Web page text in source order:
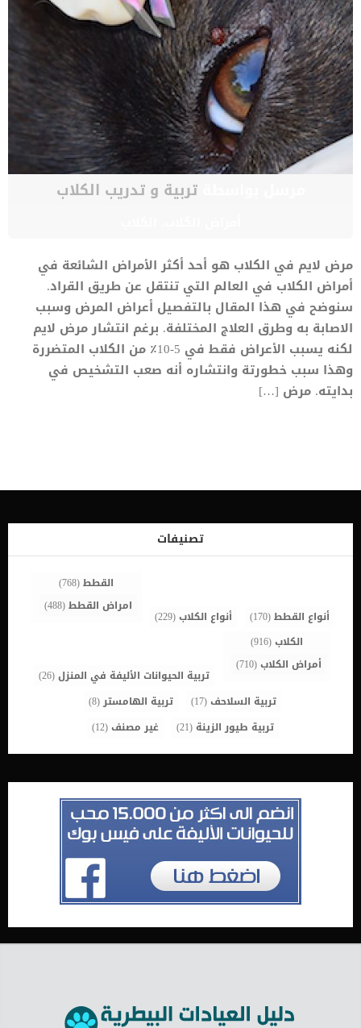
مرسل بواسطةتربية و تدريب الكلاب
مرض لايم في الكلاب هو أحد أكثر الأمراض الشائعة في
أمراض الكلاب في العالم التي تنتقل عن طريق القراد.
سنوضح في هذا المقال بالتفصيل أعراض المرض وسبب
الاصابة به وطرق العلاج المختلفة. برغم انتشار مرض لايم
لكنه يسبب الأعراض فقط في 5-10٪ من الكلاب المتضررة
وهذا سبب خطورتة وانتشاره أنه صعب التشخيص في
بدايته. مرض […]
تصنيفات
أنواع القطط(170) أنواع الكلاب(229)
القطط(768)
امراض القطط(488)
الكلاب(916)
أمراض الكلاب(710)
تربية الحيوانات الأليفة في المنزل(26)
تربية السلاحف(17) تربية الهامستر(8)
تربية طيور الزينة (21) غير مصنف(12)